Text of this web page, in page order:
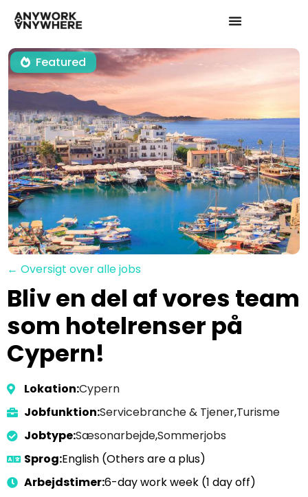
Featured
← Oversigt over alle jobs
Bliv en del af vores team
som hotelrenser på
Cypern!
Lokation:Cypern
Jobfunktion:Servicebranche & Tjener,Turisme
Jobtype:Sæsonarbejde,Sommerjobs
Sprog:English (Others are a plus)
Arbejdstimer:6-day work week (1 day off)